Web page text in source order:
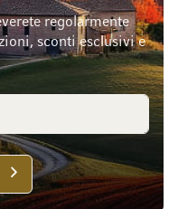
regolarmente
sconti esclusivi e